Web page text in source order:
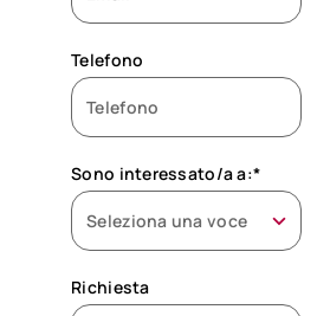
Telefono
Sono interessato/a a:*
Richiesta